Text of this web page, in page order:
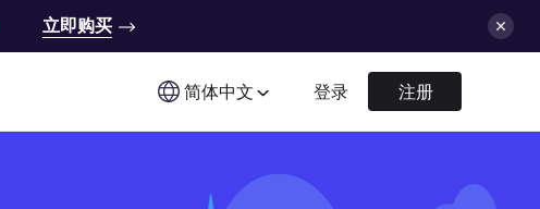
立即购买
简体中文 登录 注册